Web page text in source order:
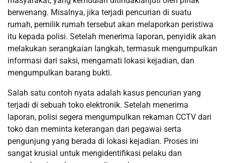
berwenang. Misalnya, jika terjadi pencurian di suatu
rumah, pemilik rumah tersebut akan melaporkan peristiwa
itu kepada polisi. Setelah menerima laporan, penyidik akan
melakukan serangkaian langkah, termasuk mengumpulkan
informasi dari saksi, mengamati lokasi kejadian, dan
mengumpulkan barang bukti.
Salah satu contoh nyata adalah kasus pencurian yang
terjadi di sebuah toko elektronik. Setelah menerima
laporan, polisi segera mengumpulkan rekaman CCTV dari
toko dan meminta keterangan dari pegawai serta
pengunjung yang berada di lokasi kejadian. Proses ini
sangat krusial untuk mengidentifikasi pelaku dan